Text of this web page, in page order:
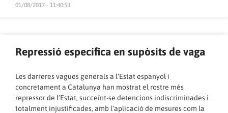
01/08/2017 - 11:40:53
Repressió específica en supòsits de vaga
Les darreres vagues generals a l’Estat espanyol i
concretament a Catalunya han mostrat el rostre més
repressor de l’Estat, succeïnt-se detencions indiscriminades i
totalment injustificades, amb l’aplicació de mesures com la